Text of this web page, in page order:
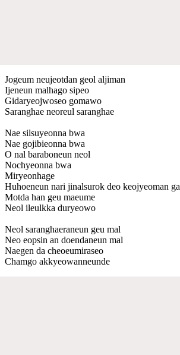
Jogeum neujeotdan geol aljiman
Ijeneun malhago sipeo
Gidaryeojwoseo gomawo
Saranghae neoreul saranghae
Nae silsuyeonna bwa
Nae gojibieonna bwa
O nal baraboneun neol
Nochyeonna bwa
Miryeonhage
Huhoeneun nari jinalsurok deo keojyeoman ga
Motda han geu maeume
Neol ileulkka duryeowo
Neol saranghaeraneun geu mal
Neo eopsin an doendaneun mal
Naegen da cheoeumiraseo
Chamgo akkyeowanneunde